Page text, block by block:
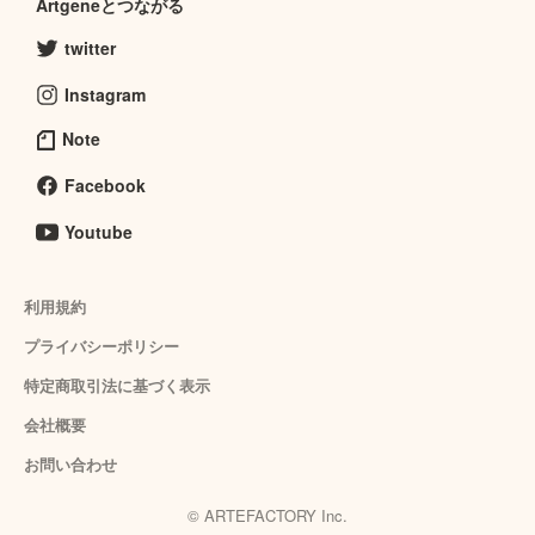
twitter
Instagram
Note
Facebook
Youtube
利用規約
プライバシーポリシー
特定商取引法に基づく表示
会社概要
お問い合わせ
© ARTEFACTORY Inc.